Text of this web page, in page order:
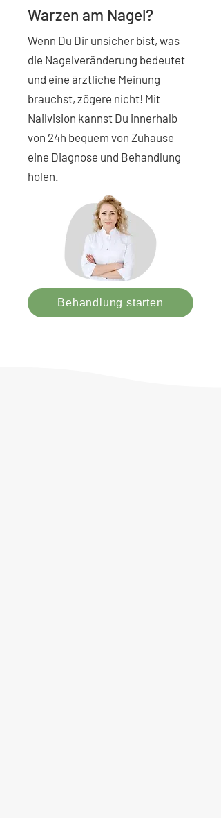
Warzen am Nagel?
Wenn Du Dir unsicher bist, was
die Nagelveränderung bedeutet
und eine ärztliche Meinung
brauchst, zögere nicht! Mit
Nailvision kannst Du innerhalb
von 24h bequem von Zuhause
eine Diagnose und Behandlung
holen.
Behandlung starten